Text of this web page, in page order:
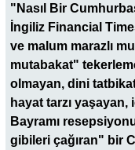
"Nasıl Bir
İngiliz Financial
ve malum marazlı
mutabakat"
olmayan, dini
hayat tarzı
Bayramı
gibileri çağıran" bir